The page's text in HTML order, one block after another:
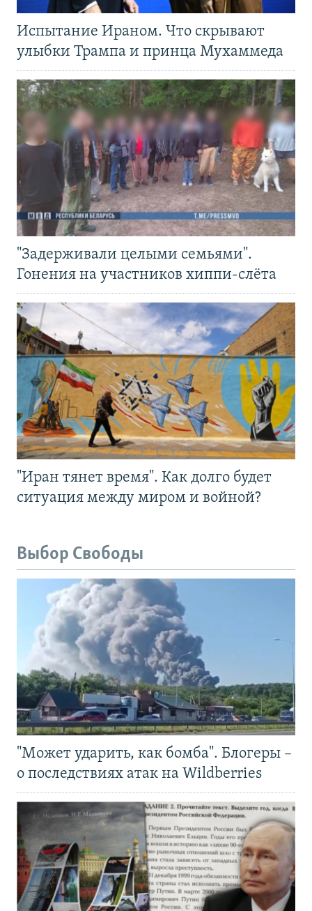
Испытание Ираном. Что скрывают
улыбки Трампа и принца Мухаммеда
"Задерживали целыми семьями".
Гонения на участников хиппи-слёта
"Иран тянет время". Как долго будет
ситуация между миром и войной?
Выбор Свободы
"Может ударить, как бомба". Блогеры –
о последствиях атак на Wildberries